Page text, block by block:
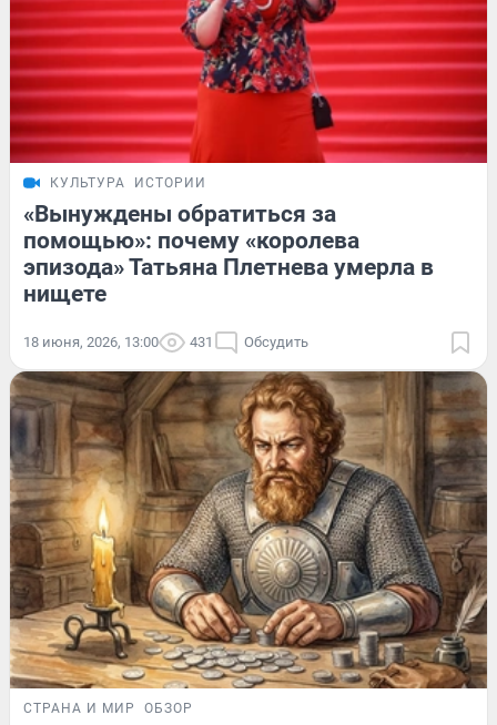
КУЛЬТУРА ИСТОРИИ
«Вынуждены обратиться за
помощью»: почему «королева
эпизода» Татьяна Плетнева умерла в
нищете
18 июня, 2026, 13:00 431 Обсудить
СТРАНА И МИР ОБЗОР